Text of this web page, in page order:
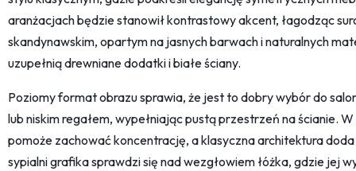
aranżacjach będzie stanowił kontrastowy akcent, łagodząc
skandynawskim, opartym na jasnych barwach i naturalnych
uzupełnią drewniane dodatki i białe ściany.
Poziomy format obrazu sprawia, że jest to dobry wybór do
lub niskim regałem, wypełniając pustą przestrzeń na ścianie.
pomoże zachować koncentrację, a klasyczna architektura
sypialni grafika sprawdzi się nad wezgłowiem łóżka, gdzie jej